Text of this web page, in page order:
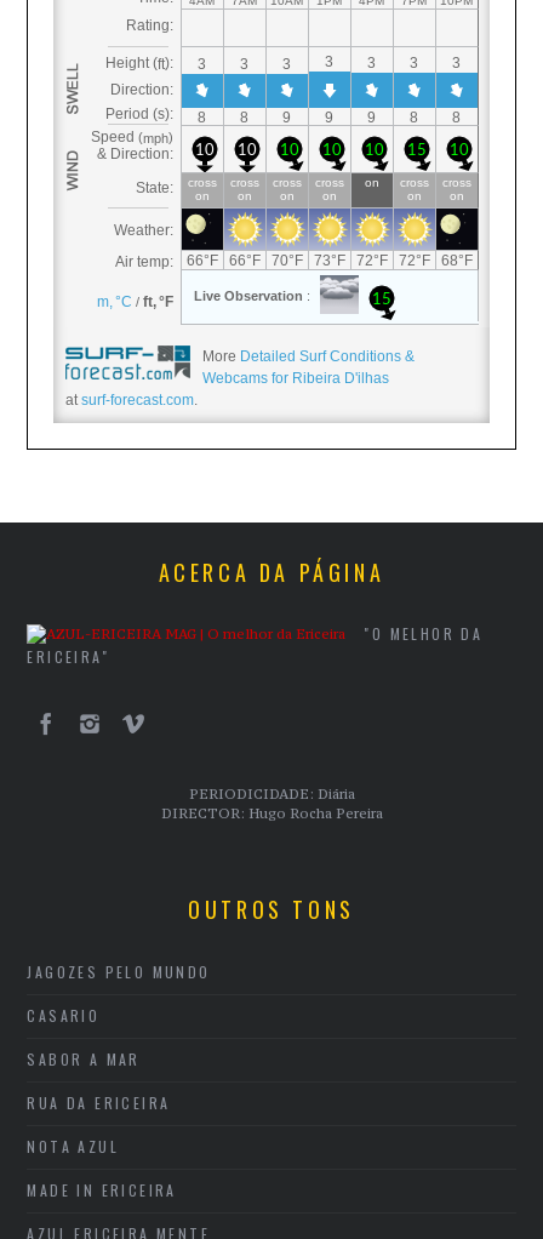
More Detailed Surf Conditions &
Webcams for Ribeira D'ilhas
atsurf-forecast.com.
ACERCA DA PÁGINA
"O MELHOR DA
ERICEIRA"
PERIODICIDADE: Diária
DIRECTOR: Hugo Rocha Pereira
OUTROS TONS
JAGOZES PELO MUNDO
CASARIO
SABOR A MAR
RUA DA ERICEIRA
NOTA AZUL
MADE IN ERICEIRA
AZUL ERICEIRA MENTE